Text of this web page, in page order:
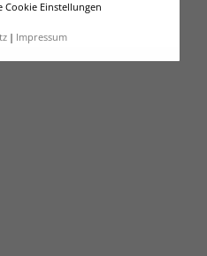
Cookie Einstellungen
Impressum